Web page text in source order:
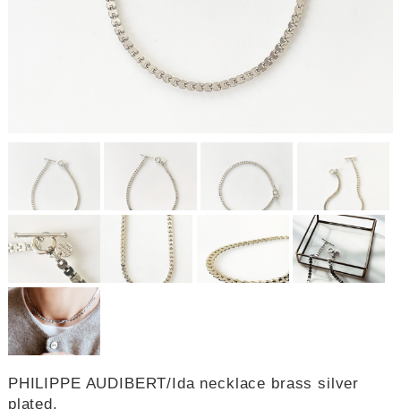
PHILIPPE AUDIBERT/Ida necklace brass silver
plated,